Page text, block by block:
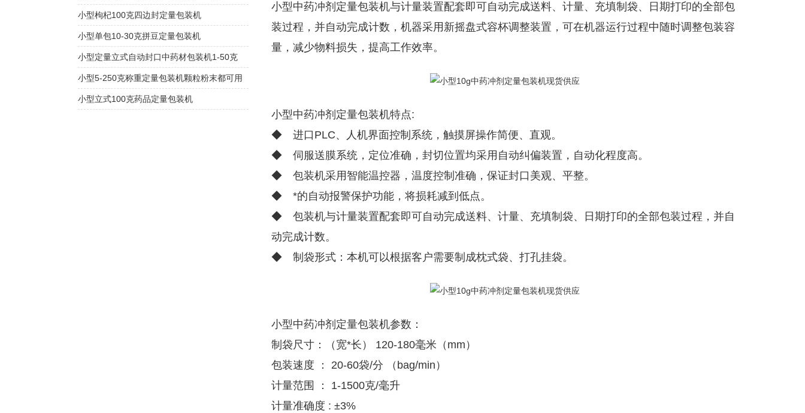
小型中药冲剂定量包装机与计量装置配套即可自动完成送料、计量、充填制袋、日期打印的全部包
装过程，并自动完成计数，机器采用新摇盘式容杯调整装置，可在机器运行过程中随时调整包装容
量，减少物料损失，提高工作效率。
小型中药冲剂定量包装机特点:
◆ 进口PLC、人机界面控制系统，触摸屏操作简便、直观。
◆ 伺服送膜系统，定位准确，封切位置均采用自动纠偏装置，自动化程度高。
◆ 包装机采用智能温控器，温度控制准确，保证封口美观、平整。
◆ *的自动报警保护功能，将损耗减到低点。
◆ 包装机与计量装置配套即可自动完成送料、计量、充填制袋、日期打印的全部包装过程，并自
动完成计数。
◆ 制袋形式：本机可以根据客户需要制成枕式袋、打孔挂袋。
小型中药冲剂定量包装机参数：
制袋尺寸：（宽*长） 120-180毫米（mm）
包装速度 ： 20-60袋/分 （bag/min）
计量范围 ： 1-1500克/毫升
计量准确度 : ±3%
小型枸杞100克四边封定量包装机
小型单包10-30克拼豆定量包装机
小型定量立式自动封口中药材包装机1-50克
小型5-250克称重定量包装机颗粒粉末都可用
小型立式100克药品定量包装机